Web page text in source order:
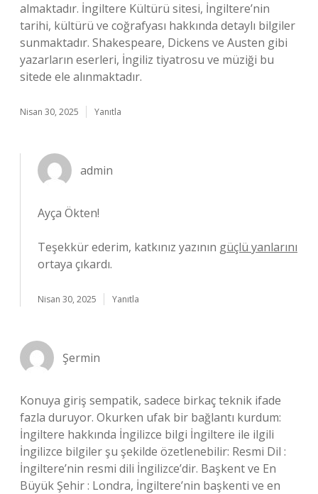
almaktadır. İngiltere Kültürü sitesi, İngiltere’nin
tarihi, kültürü ve coğrafyası hakkında detaylı bilgiler
sunmaktadır. Shakespeare, Dickens ve Austen gibi
yazarların eserleri, İngiliz tiyatrosu ve müziği bu
sitede ele alınmaktadır.
Nisan 30, 2025 Yanıtla
admin
Ayça Ökten!
Teşekkür ederim, katkınız yazının güçlü yanlarını
ortaya çıkardı.
Nisan 30, 2025 Yanıtla
Şermin
Konuya giriş sempatik, sadece birkaç teknik ifade
fazla duruyor. Okurken ufak bir bağlantı kurdum:
İngiltere hakkında İngilizce bilgi İngiltere ile ilgili
İngilizce bilgiler şu şekilde özetlenebilir: Resmi Dil :
İngiltere’nin resmi dili İngilizce’dir. Başkent ve En
Büyük Şehir : Londra, İngiltere’nin başkenti ve en